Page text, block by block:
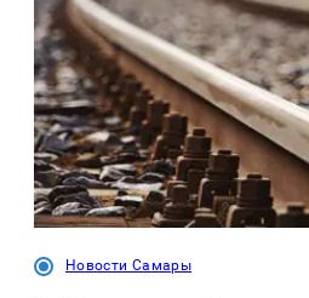
Новости Самары